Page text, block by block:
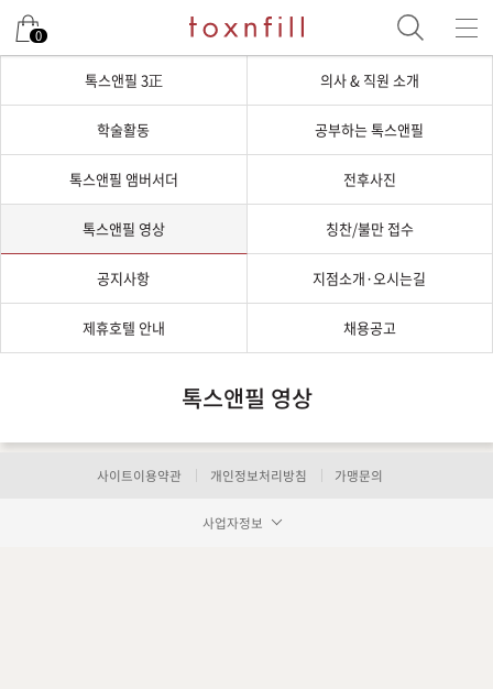
0
톡스앤필 3正 의사 & 직원 소개
학술활동 공부하는 톡스앤필
톡스앤필 앰버서더 전후사진
톡스앤필 영상 칭찬/불만 접수
공지사항 지점소개·오시는길
제휴호텔 안내 채용공고
톡스앤필 영상
사이트이용약관 개인정보처리방침 가맹문의
사업자정보